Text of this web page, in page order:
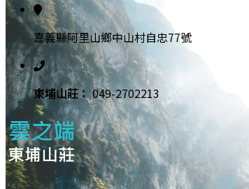
嘉義縣阿里山鄉中山村自忠77號
東埔⼭莊：049-2702213